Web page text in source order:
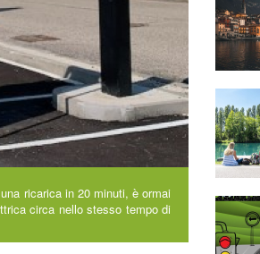
ricarica in 20 minuti, è ormai
circa nello stesso tempo di